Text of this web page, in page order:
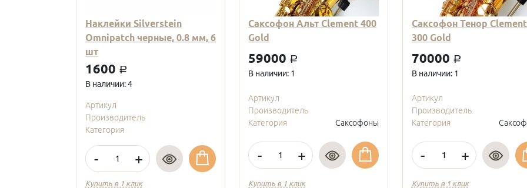
Наклейки Silverstein
Omnipatch черные, 0.8 мм, 6
шт
1600 a
В наличии: 4
Артикул
Производитель
Категория
- +
Купить в 1 клик
Саксофон Альт Clement 400
Gold
59000 a
В наличии: 1
Артикул
Производитель
Категория
Саксофоны
- +
Купить в 1 клик
Саксофон Тенор Clement
300 Gold
70000 a
В наличии: 1
Артикул
Производитель
Категория
- +
Купить в 1 клик